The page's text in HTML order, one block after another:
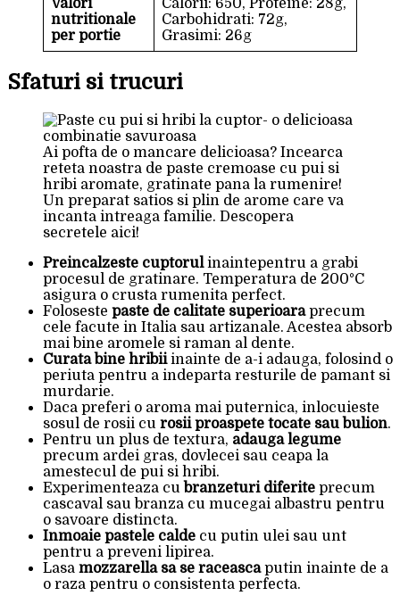
Valori
nutritionale
per portie
Calorii: 650, Proteine: 28g,
Carbohidrati: 72g,
Grasimi: 26g
Sfaturi si trucuri
Ai pofta de o mancare delicioasa? Incearca
reteta noastra de paste cremoase cu pui si
hribi aromate, gratinate pana la rumenire!
Un preparat satios si plin de arome care va
incanta intreaga familie. Descopera
secretele aici!
Preincalzeste cuptorulinaintepentru a grabi
procesul de gratinare. Temperatura de 200°C
asigura o crusta rumenita perfect.
Foloseste paste de calitate superioaraprecum
cele facute in Italia sau artizanale. Acestea absorb
mai bine aromele si raman al dente.
Curata bine hribiiinainte de a-i adauga, folosind o
periuta pentru a indeparta resturile de pamant si
murdarie.
Daca preferi o aroma mai puternica, inlocuieste
sosul de rosii cu rosii proaspete tocate sau bulion.
Pentru un plus de textura, adauga legume
precum ardei gras, dovlecei sau ceapa la
amestecul de pui si hribi.
Experimenteaza cu branzeturi diferite precum
cascaval sau branza cu mucegai albastru pentru
o savoare distincta.
Inmoaie pastele calde cu putin ulei sau unt
pentru a preveni lipirea.
Lasa mozzarella sa se raceascaputin inainte de a
o raza pentru o consistenta perfecta.